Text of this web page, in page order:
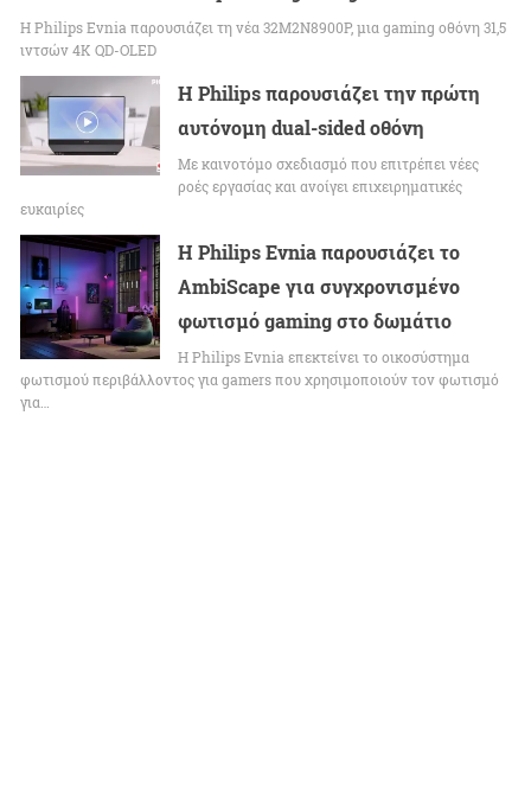
Η Philips Evnia παρουσιάζει τη νέα 32M2N8900P, μια gaming οθόνη 31,5
ιντσών 4K QD-OLED
Η Philips παρουσιάζει την πρώτη
αυτόνομη dual-sided οθόνη
Με καινοτόμο σχεδιασμό που επιτρέπει νέες
ροές εργασίας και ανοίγει επιχειρηματικές
ευκαιρίες
Η Philips Evnia παρουσιάζει το
AmbiScape για συγχρονισμένο
φωτισμό gaming στο δωμάτιο
Η Philips Evnia επεκτείνει το οικοσύστημα
φωτισμού περιβάλλοντος για gamers που χρησιμοποιούν τον φωτισμό
για…